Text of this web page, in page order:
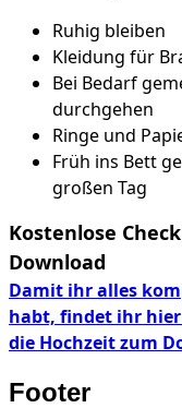
Ruhig bleiben
Kleidung für
Bei Bedarf
durchgehen
Ringe und
Früh ins Bett
großen Tag
Kostenlose
Download
Damit ihr alles
habt, findet ihr
die Hochzeit zum
Footer